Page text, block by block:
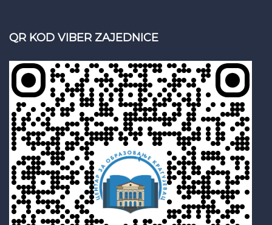
QR KOD VIBER ZAJEDNICE